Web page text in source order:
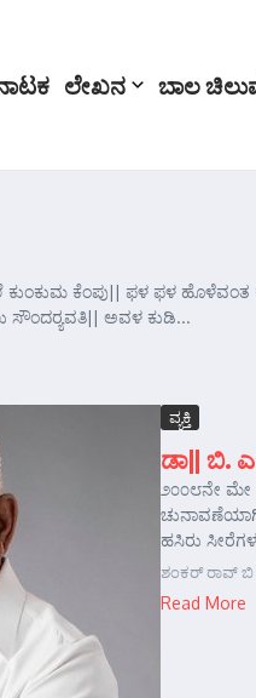
ಲೇಖನ ಬಾಲ
ಕುಂಕುಮ ಕೆಂಪು|| ಫಳ ಫಳ
ಸೌಂದರ್‍ಯವತಿ|| ಅವಳ ಕುಡಿ...
ವ್ಯಕ್ತಿ
ಡಾ|| ಬಿ.
೨೦೦೮ನೇ ಮೇ
ಹಸಿರು
ಶಂಕರ್‍ ರಾವ್
Read More